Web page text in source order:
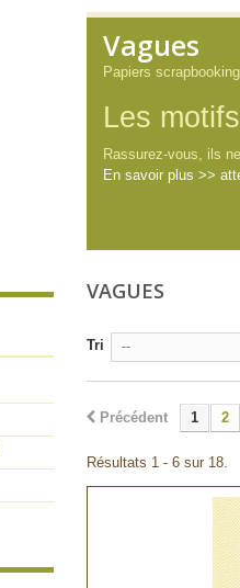
Vagues
Papiers
Les
Rassurez-vous, ils
En savoir plus >>
VAGUES
Tri --
Précédent 1 2
Résultats 1 - 6 sur 18.